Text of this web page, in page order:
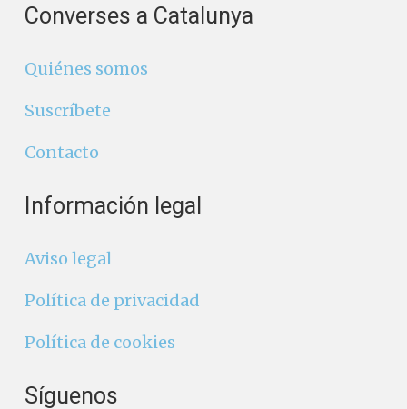
Converses a Catalunya
Quiénes somos
Suscríbete
Contacto
Información legal
Aviso legal
Política de privacidad
Política de cookies
Síguenos